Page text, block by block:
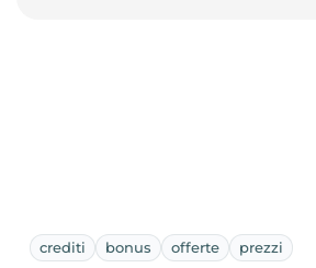
crediti bonus offerte prezzi